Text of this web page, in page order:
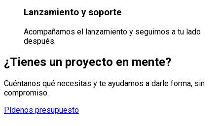
Lanzamiento y soporte
Acompañamos el lanzamiento y seguimos a tu lado
después.
¿Tienes un proyecto en mente?
Cuéntanos qué necesitas y te ayudamos a darle forma, sin
compromiso.
Pídenos presupuesto